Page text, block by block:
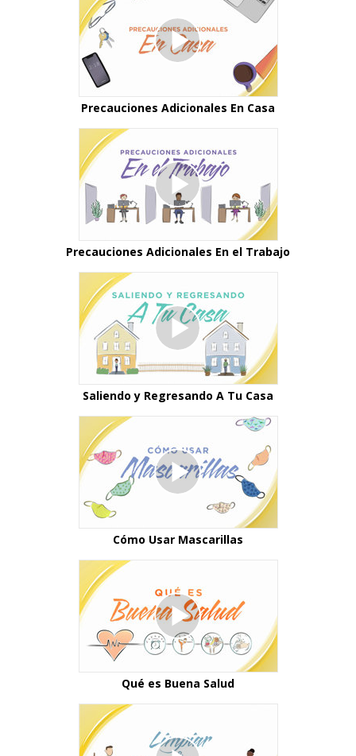
Precauciones Adicionales En Casa
Precauciones Adicionales En el Trabajo
Saliendo y Regresando A Tu Casa
Cómo Usar Mascarillas
Qué es Buena Salud